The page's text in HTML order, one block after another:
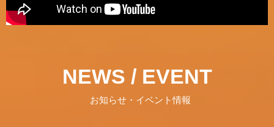
NEWS / EVENT
お知らせ・イベント情報